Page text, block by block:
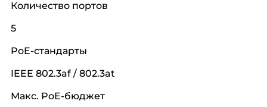
Количество портов
5
PoE-стандарты
IEEE 802.3af / 802.3at
Макс. PoE-бюджет